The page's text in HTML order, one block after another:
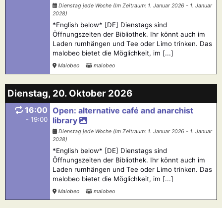
Dienstag jede Woche (Im Zeitraum: 1. Januar 2026 - 1. Januar
2028)
*English below* [DE] Dienstags sind
Öffnungszeiten der Bibliothek. Ihr könnt auch im
Laden rumhängen und Tee oder Limo trinken. Das
malobeo bietet die Möglichkeit, im [...]
Malobeo malobeo
Dienstag, 20. Oktober 2026
16:00
- 19:00
Open: alternative café and anarchist
library
Dienstag jede Woche (Im Zeitraum: 1. Januar 2026 - 1. Januar
2028)
*English below* [DE] Dienstags sind
Öffnungszeiten der Bibliothek. Ihr könnt auch im
Laden rumhängen und Tee oder Limo trinken. Das
malobeo bietet die Möglichkeit, im [...]
Malobeo malobeo